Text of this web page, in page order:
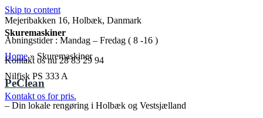
Skip to content
Mejeribakken 16, Holbæk, Danmark
Åbningstider: Mandag – Fredag ( 8 -16 )
Kontakt os nu 28 83 29 94
PeClean
– Din lokale rengøring i Holbæk og Vestsjælland
Skuremaskiner
Home» Skuremaskiner
Nilfisk PS 333 A
Kontakt os for pris.